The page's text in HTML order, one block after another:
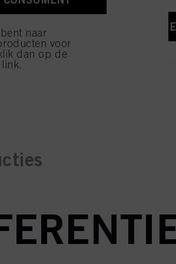
REGISTEREN EN
naar
voor
dan op de